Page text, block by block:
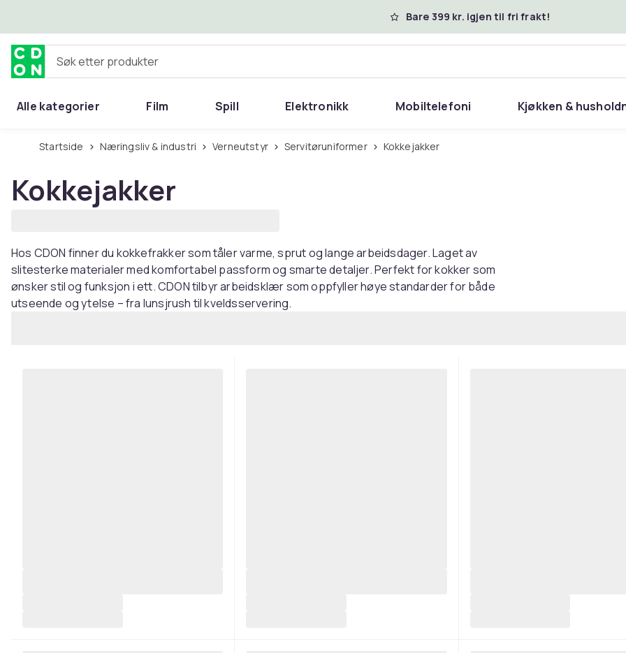
Bare 399 kr. igjen til fri frakt!
Søk etter produkter
Alle kategorier Film Spill Elektronikk Mobiltelefoni Kjøkken &
Startside Næringsliv & industri Verneutstyr Servitøruniformer Kokkejakker
Kokkejakker
Hos CDON finner du kokkefrakker som tåler varme, sprut og lange arbeidsdager. Laget av
slitesterke materialer med komfortabel passform og smarte detaljer. Perfekt for kokker som
ønsker stil og funksjon i ett. CDON tilbyr arbeidsklær som oppfyller høye standarder for både
utseende og ytelse – fra lunsjrush til kveldsservering.